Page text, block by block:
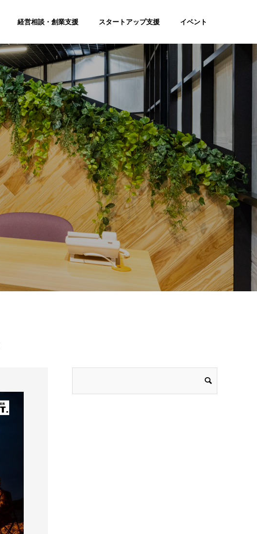
経営相談・創業支援 スタートアップ支援 イベント